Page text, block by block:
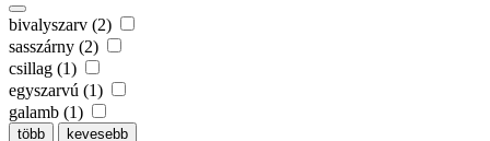
bivalyszarv (2)
sasszárny (2)
csillag (1)
egyszarvú (1)
galamb (1)
több kevesebb